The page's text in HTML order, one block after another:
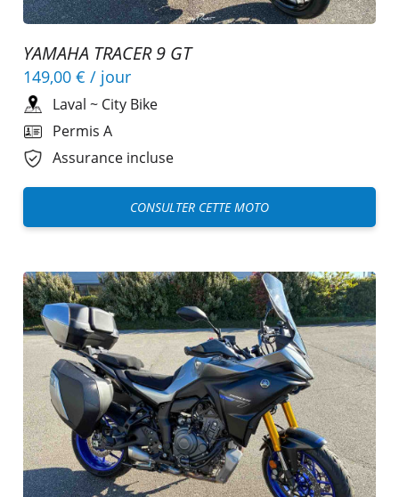
YAMAHA TRACER 9 GT
149,00 € / jour
Laval ~ City Bike
Permis A
Assurance incluse
CONSULTER CETTE MOTO